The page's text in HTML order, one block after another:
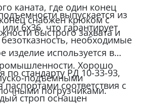
каната, где один конец
снабжен крюком с
быстрого захвата и
выпускается из
6x36, что гарантирует
необходимые
изделие используется в
Хорошо
подъемными
погрузчиками.
по стандарту РД 10-33-93,
соответствия с
строп оснащен